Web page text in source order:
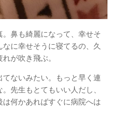
鼻も綺麗になって、幸せそ
に幸せそうに寝てるの、久
が吹き飛ぶ。
ないみたい。もっと早く連
先生もとてもいい人だし、
何かあればすぐに病院へは